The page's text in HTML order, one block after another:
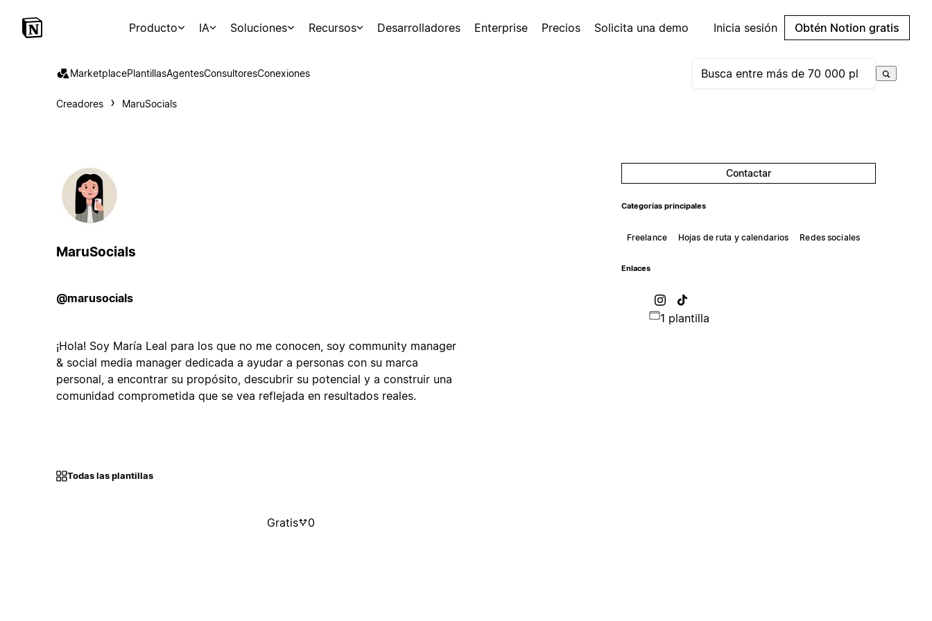
Producto IA Soluciones Recursos Desarrolladores Enterprise Precios Solicita una demo Inicia sesión Obtén Notion gratis
MarketplacePlantillasAgentesConsultoresConexiones
Creadores MaruSocials
MaruSocials
@marusocials
¡Hola! Soy María Leal para los que no me conocen, soy community manager
& social media manager dedicada a ayudar a personas con su marca
personal, a encontrar su propósito, descubrir su potencial y a construir una
comunidad comprometida que se vea reflejada en resultados reales.
Contactar
Categorías principales
Freelance Hojas de ruta y calendarios Redes sociales
Enlaces
1 plantilla
Todas las plantillas
Gratis 0